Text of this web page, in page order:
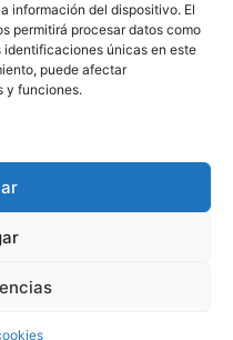
información del dispositivo. El
permitirá procesar datos como
únicas en este
puede afectar
y funciones.
EDITORIAL
ÉPOCA GEOCRITIQ
NEWSPAPER THEME